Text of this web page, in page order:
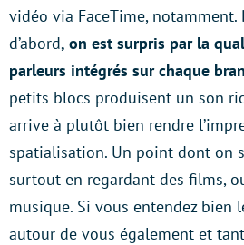
vidéo via FaceTime, notamment.
d’abord, on est surpris par la
parleurs intégrés sur chaque
petits blocs produisent un son
arrive à plutôt bien rendre
spatialisation. Un point dont on
surtout en regardant des films,
musique. Si vous entendez bien
autour de vous également et